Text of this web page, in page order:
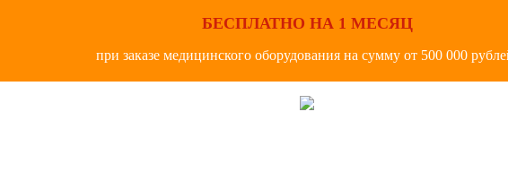
БЕСПЛАТНО НА 1 МЕСЯЦ
при заказе медицинского оборудования на сумму от 500 000